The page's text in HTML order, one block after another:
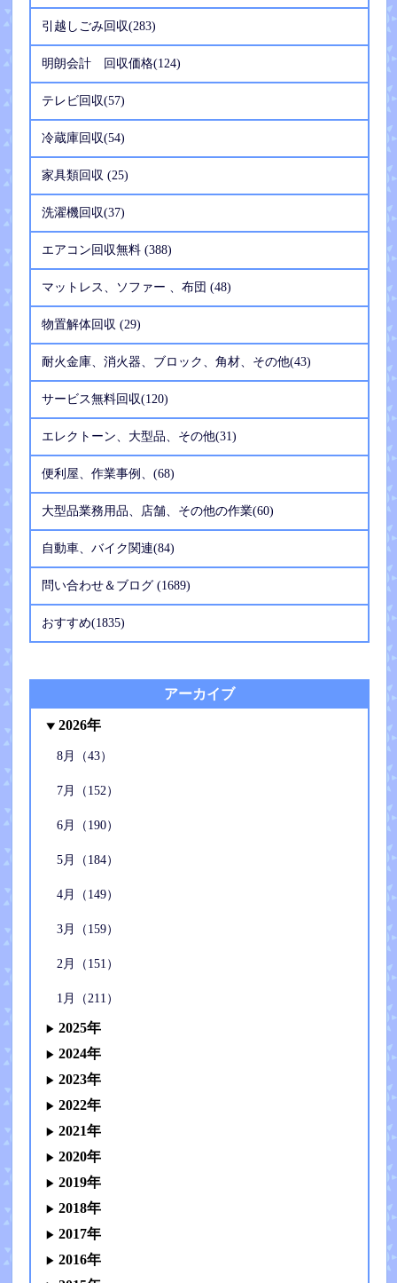
引越しごみ回収(283)
明朗会計 回収価格(124)
テレビ回収(57)
冷蔵庫回収(54)
家具類回収 (25)
洗濯機回収(37)
エアコン回収無料 (388)
マットレス、ソファー 、布団 (48)
物置解体回収 (29)
耐火金庫、消火器、ブロック、角材、その他(43)
サービス無料回収(120)
エレクトーン、大型品、その他(31)
便利屋、作業事例、(68)
大型品業務用品、店舗、その他の作業(60)
自動車、バイク関連(84)
問い合わせ＆ブログ (1689)
おすすめ(1835)
アーカイブ
2026年
8月（43）
7月（152）
6月（190）
5月（184）
4月（149）
3月（159）
2月（151）
1月（211）
2025年
2024年
2023年
2022年
2021年
2020年
2019年
2018年
2017年
2016年